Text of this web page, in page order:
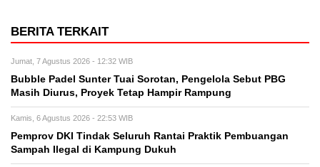
BERITA TERKAIT
Jumat, 7 Agustus 2026 - 12:32 WIB
Bubble Padel Sunter Tuai Sorotan, Pengelola Sebut PBG
Masih Diurus, Proyek Tetap Hampir Rampung
Kamis, 6 Agustus 2026 - 22:53 WIB
Pemprov DKI Tindak Seluruh Rantai Praktik Pembuangan
Sampah Ilegal di Kampung Dukuh